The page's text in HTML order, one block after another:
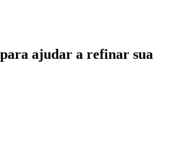
para ajudar a refinar sua